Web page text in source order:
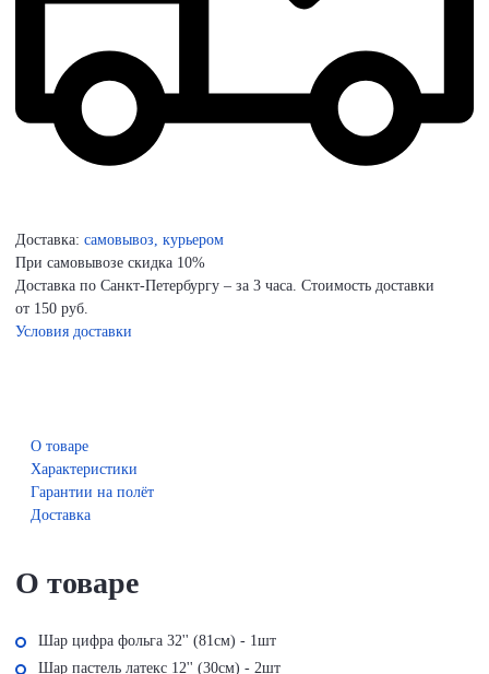
Доставка: самовывоз, курьером
При самовывозе скидка 10%
Доставка по Санкт-Петербургу – за 3 часа. Стоимость доставки
от 150 руб.
Условия доставки
О товаре
Характеристики
Гарантии на полёт
Доставка
О товаре
Шар цифра фольга 32'' (81см) - 1шт
Шар пастель латекс 12'' (30см) - 2шт